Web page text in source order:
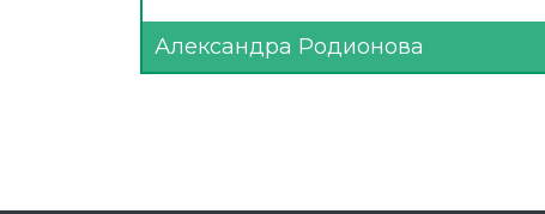
Александра Родионова